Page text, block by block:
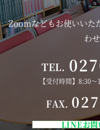
Zoomなどもお使いいた
わ
TEL.
【受付時間】
FAX.
LINEお問